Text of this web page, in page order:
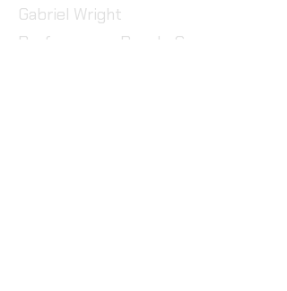
Gabriel Wright
Performance: Rosely Conz e